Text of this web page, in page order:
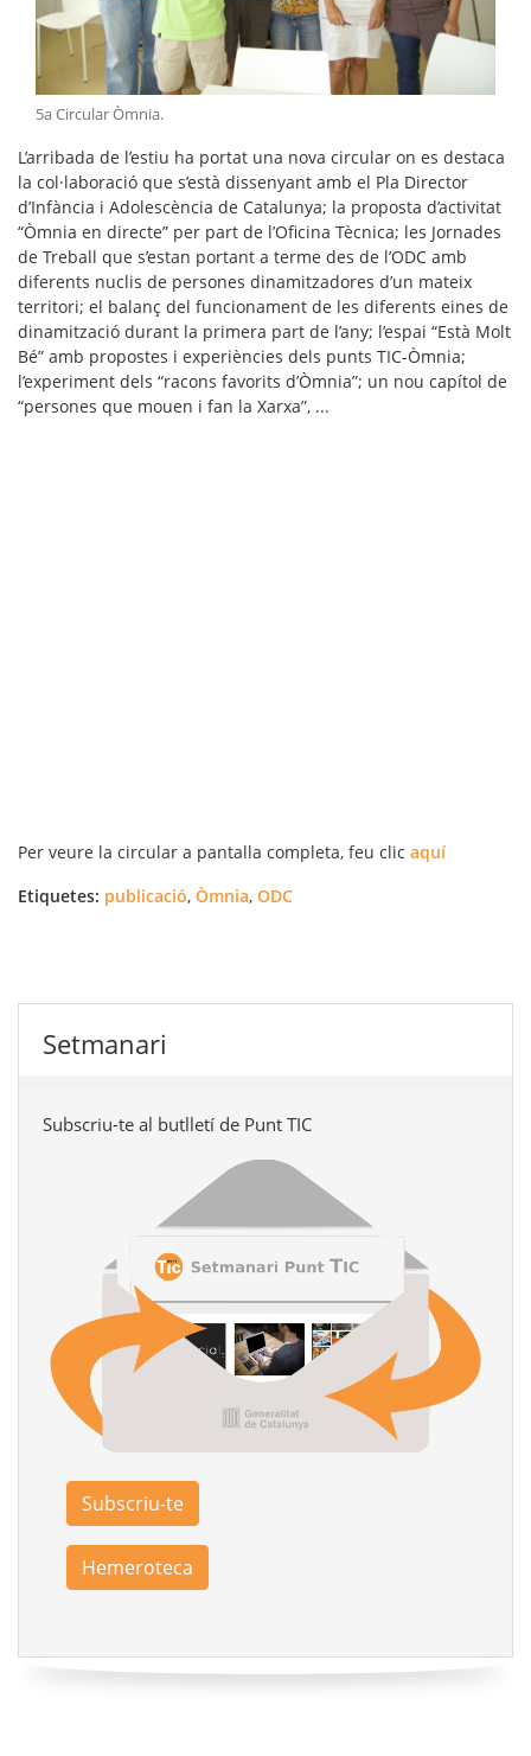
5a Circular Òmnia.
L’arribada de l’estiu ha portat una nova circular on es destaca
la col·laboració que s’està dissenyant amb el Pla Director
d’Infància i Adolescència de Catalunya; la proposta d’activitat
“Òmnia en directe” per part de l’Oficina Tècnica; les Jornades
de Treball que s’estan portant a terme des de l’ODC amb
diferents nuclis de persones dinamitzadores d’un mateix
territori; el balanç del funcionament de les diferents eines de
dinamització durant la primera part de l’any; l’espai “Està Molt
Bé” amb propostes i experiències dels punts TIC-Òmnia;
l’experiment dels “racons favorits d’Òmnia”; un nou capítol de
“persones que mouen i fan la Xarxa”, ...
Per veure la circular a pantalla completa, feu clic aquí
Etiquetes: publicació, Òmnia, ODC
Setmanari
Subscriu-te al butlletí de Punt TIC
Subscriu-te
Hemeroteca